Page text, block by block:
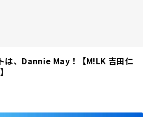
は、Dannie May！【M!LK 吉田仁